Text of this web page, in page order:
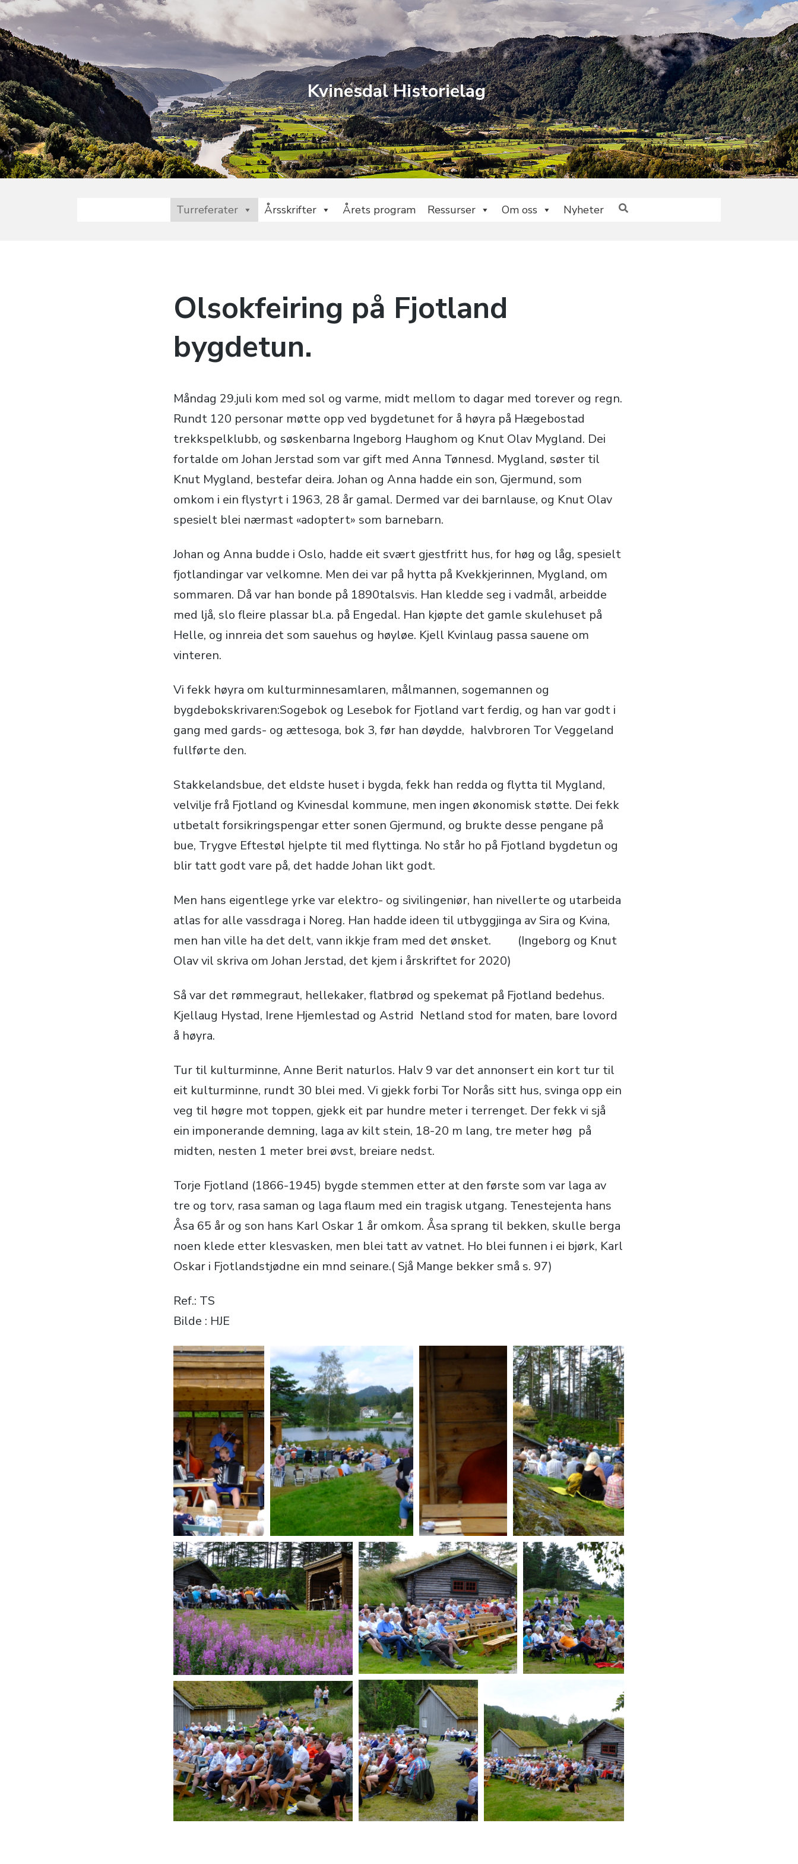
Kvinesdal Historielag
Turreferater Årsskrifter Årets program Ressurser Om oss Nyheter
Olsokfeiring på Fjotland
bygdetun.
Måndag 29.juli kom med sol og varme, midt mellom to dagar med torever og regn.
Rundt 120 personar møtte opp ved bygdetunet for å høyra på Hægebostad
trekkspelklubb, og søskenbarna Ingeborg Haughom og Knut Olav Mygland. Dei
fortalde om Johan Jerstad som var gift med Anna Tønnesd. Mygland, søster til
Knut Mygland, bestefar deira. Johan og Anna hadde ein son, Gjermund, som
omkom i ein flystyrt i 1963, 28 år gamal. Dermed var dei barnlause, og Knut Olav
spesielt blei nærmast «adoptert» som barnebarn.
Johan og Anna budde i Oslo, hadde eit svært gjestfritt hus, for høg og låg, spesielt
fjotlandingar var velkomne. Men dei var på hytta på Kvekkjerinnen, Mygland, om
sommaren. Då var han bonde på 1890talsvis. Han kledde seg i vadmål, arbeidde
med ljå, slo fleire plassar bl.a. på Engedal. Han kjøpte det gamle skulehuset på
Helle, og innreia det som sauehus og høyløe. Kjell Kvinlaug passa sauene om
vinteren.
Vi fekk høyra om kulturminnesamlaren, målmannen, sogemannen og
bygdebokskrivaren:Sogebok og Lesebok for Fjotland vart ferdig, og han var godt i
gang med gards- og ættesoga, bok 3, før han døydde, halvbroren Tor Veggeland
fullførte den.
Stakkelandsbue, det eldste huset i bygda, fekk han redda og flytta til Mygland,
velvilje frå Fjotland og Kvinesdal kommune, men ingen økonomisk støtte. Dei fekk
utbetalt forsikringspengar etter sonen Gjermund, og brukte desse pengane på
bue, Trygve Eftestøl hjelpte til med flyttinga. No står ho på Fjotland bygdetun og
blir tatt godt vare på, det hadde Johan likt godt.
Men hans eigentlege yrke var elektro- og sivilingeniør, han nivellerte og utarbeida
atlas for alle vassdraga i Noreg. Han hadde ideen til utbyggjinga av Sira og Kvina,
men han ville ha det delt, vann ikkje fram med det ønsket. (Ingeborg og Knut
Olav vil skriva om Johan Jerstad, det kjem i årskriftet for 2020)
Så var det rømmegraut, hellekaker, flatbrød og spekemat på Fjotland bedehus.
Kjellaug Hystad, Irene Hjemlestad og Astrid Netland stod for maten, bare lovord
å høyra.
Tur til kulturminne, Anne Berit naturlos. Halv 9 var det annonsert ein kort tur til
eit kulturminne, rundt 30 blei med. Vi gjekk forbi Tor Norås sitt hus, svinga opp ein
veg til høgre mot toppen, gjekk eit par hundre meter i terrenget. Der fekk vi sjå
ein imponerande demning, laga av kilt stein, 18-20 m lang, tre meter høg på
midten, nesten 1 meter brei øvst, breiare nedst.
Torje Fjotland (1866-1945) bygde stemmen etter at den første som var laga av
tre og torv, rasa saman og laga flaum med ein tragisk utgang. Tenestejenta hans
Åsa 65 år og son hans Karl Oskar 1 år omkom. Åsa sprang til bekken, skulle berga
noen klede etter klesvasken, men blei tatt av vatnet. Ho blei funnen i ei bjørk, Karl
Oskar i Fjotlandstjødne ein mnd seinare.( Sjå Mange bekker små s. 97)
Ref.: TS
Bilde : HJE